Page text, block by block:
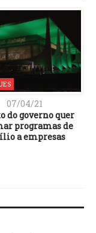
07/04/21
do governo quer
programas de
a empresas